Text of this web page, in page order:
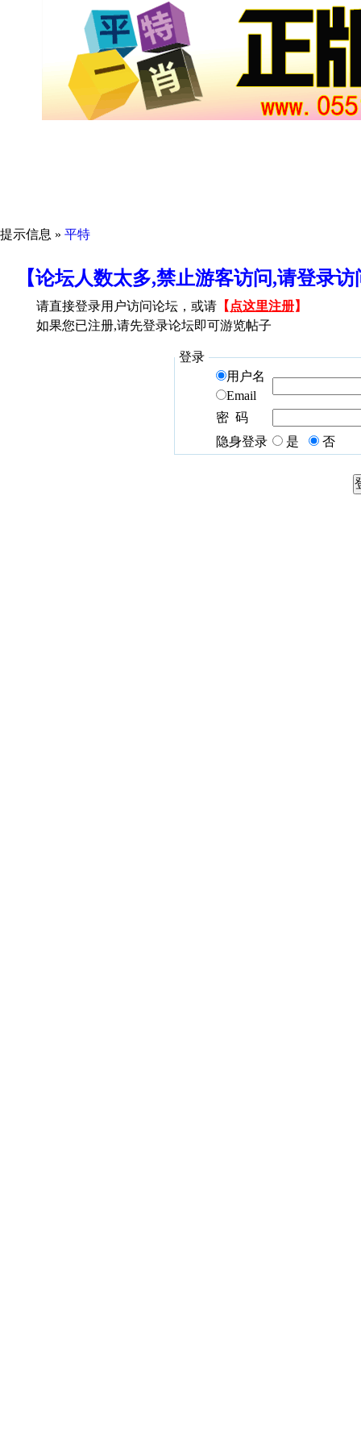
提示信息 » 平特
【论坛人数太多,禁止游客访问,请登录
请直接登录用户访问论坛，或请 【 点这里注册】
如果您已注册,请先登录论坛即可游览帖子
登录
用户名
Email
密 码
隐身登录
是 否